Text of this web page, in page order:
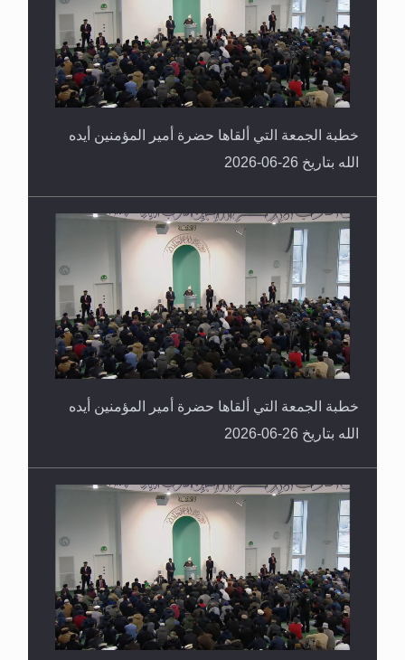
خطبة الجمعة التي ألقاها حضرة أمير المؤمنين أيده
الله بتاريخ 26-06-2026
خطبة الجمعة التي ألقاها حضرة أمير المؤمنين أيده
الله بتاريخ 26-06-2026